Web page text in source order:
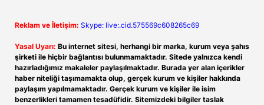
Reklam ve İletişim: Skype: live:.cid.575569c608265c69
Yasal Uyarı: Bu internet sitesi, herhangi bir marka, kurum veya şahıs
şirketi ile hiçbir bağlantısı bulunmamaktadır. Sitede yalnızca kendi
hazırladığımız makaleler paylaşılmaktadır. Burada yer alan içerikler
haber niteliği taşımamakta olup, gerçek kurum ve kişiler hakkında
paylaşım yapılmamaktadır. Gerçek kurum ve kişiler ile isim
benzerlikleri tamamen tesadüfidir. Sitemizdeki bilgiler taslak